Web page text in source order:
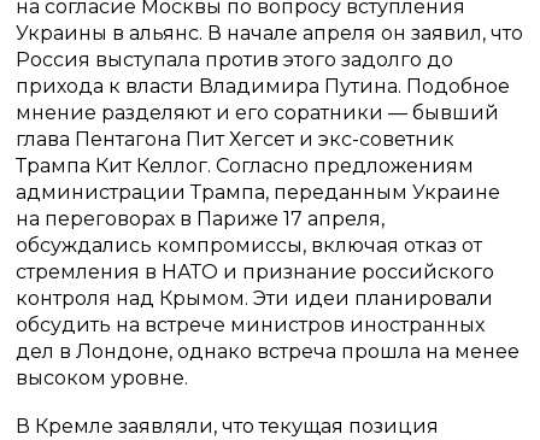
на согласие Москвы по вопросу вступления
Украины в альянс. В начале апреля он заявил, что
Россия выступала против этого задолго до
прихода к власти Владимира Путина. Подобное
мнение разделяют и его соратники — бывший
глава Пентагона Пит Хегсет и экс-советник
Трампа Кит Келлог. Согласно предложениям
администрации Трампа, переданным Украине
на переговорах в Париже 17 апреля,
обсуждались компромиссы, включая отказ от
стремления в НАТО и признание российского
контроля над Крымом. Эти идеи планировали
обсудить на встрече министров иностранных
дел в Лондоне, однако встреча прошла на менее
высоком уровне.
В Кремле заявляли, что текущая позиция